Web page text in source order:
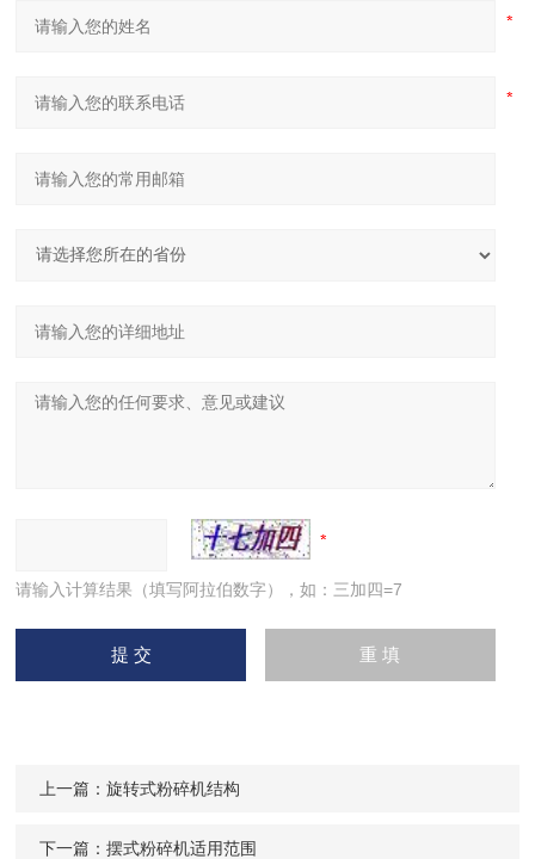
请输入计算结果（填写阿拉伯数字），如：三加四=7
上一篇：旋转式粉碎机结构
下一篇：摆式粉碎机适用范围